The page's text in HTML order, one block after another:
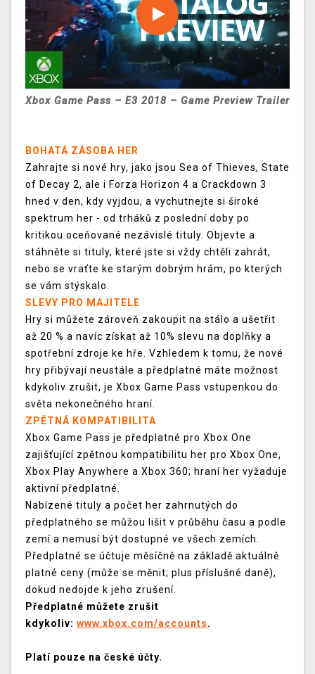
Xbox Game Pass – E3 2018 – Game Preview Trailer
BOHATÁ ZÁSOBA HER
Zahrajte si nové hry, jako jsou Sea of Thieves, State
of Decay 2, ale i Forza Horizon 4 a Crackdown 3
hned v den, kdy vyjdou, a vychutnejte si široké
spektrum her - od trháků z poslední doby po
kritikou oceňované nezávislé tituly. Objevte a
stáhněte si tituly, které jste si vždy chtěli zahrát,
nebo se vraťte ke starým dobrým hrám, po kterých
se vám stýskalo.
SLEVY PRO MAJITELE
Hry si můžete zároveň zakoupit na stálo a ušetřit
až 20 % a navíc získat až 10% slevu na doplňky a
spotřební zdroje ke hře. Vzhledem k tomu, že nové
hry přibývají neustále a předplatné máte možnost
kdykoliv zrušit, je Xbox Game Pass vstupenkou do
světa nekonečného hraní.
ZPĚTNÁ KOMPATIBILITA
Xbox Game Pass je předplatné pro Xbox One
zajišťující zpětnou kompatibilitu her pro Xbox One,
Xbox Play Anywhere a Xbox 360; hraní her vyžaduje
aktivní předplatné.
Nabízené tituly a počet her zahrnutých do
předplatného se můžou lišit v průběhu času a podle
zemí a nemusí být dostupné ve všech zemích.
Předplatné se účtuje měsíčně na základě aktuálně
platné ceny (může se měnit; plus příslušné daně),
dokud nedojde k jeho zrušení.
Předplatné můžete zrušit
kdykoliv: www.xbox.com/accounts.
Platí pouze na české účty.